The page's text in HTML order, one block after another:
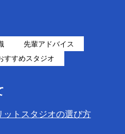
先輩アドバイス
すすめスタジオ
ット スタジオの選び方